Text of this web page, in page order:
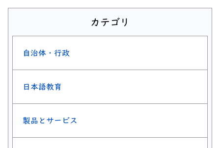
カテゴリ
自治体・行政
日本語教育
製品とサービス